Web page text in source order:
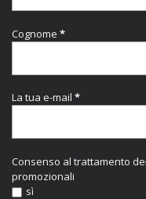
Cognome *
La tua e-mail *
Consenso al trattamento
promozionali
sì